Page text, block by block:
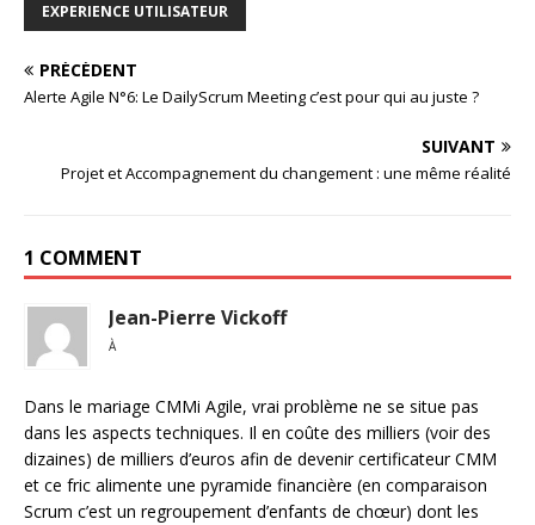
EXPERIENCE UTILISATEUR
PRÉCÉDENT
Alerte Agile N°6: Le DailyScrum Meeting c’est pour qui au juste ?
SUIVANT
Projet et Accompagnement du changement : une même réalité
1 COMMENT
Jean-Pierre Vickoff
À
Dans le mariage CMMi Agile, vrai problème ne se situe pas
dans les aspects techniques. Il en coûte des milliers (voir des
dizaines) de milliers d’euros afin de devenir certificateur CMM
et ce fric alimente une pyramide financière (en comparaison
Scrum c’est un regroupement d’enfants de chœur) dont les